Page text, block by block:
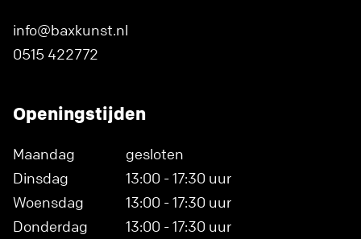
info@baxkunst.nl
0515 422772
Openingstijden
Maandag
gesloten
Dinsdag
13:00 - 17:30 uur
Woensdag
13:00 - 17:30 uur
Donderdag
13:00 - 17:30 uur